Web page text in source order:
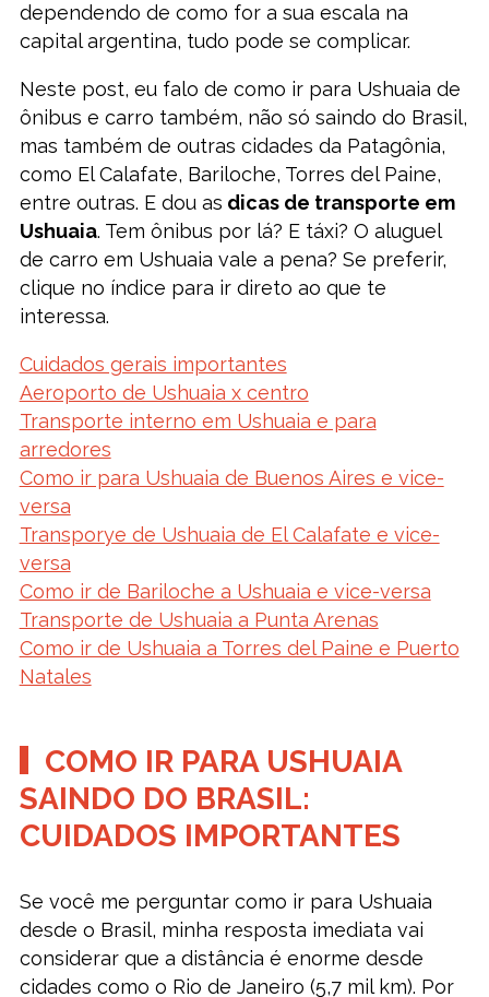
dependendo de como for a sua escala na
capital argentina, tudo pode se complicar.
Neste post, eu falo de como ir para Ushuaia de
ônibus e carro também, não só saindo do Brasil,
mas também de outras cidades da Patagônia,
como El Calafate, Bariloche, Torres del Paine,
entre outras. E dou as dicas de transporte em
Ushuaia. Tem ônibus por lá? E táxi? O aluguel
de carro em Ushuaia vale a pena? Se preferir,
clique no índice para ir direto ao que te
interessa.
Cuidados gerais importantes
Aeroporto de Ushuaia x centro
Transporte interno em Ushuaia e para
arredores
Como ir para Ushuaia de Buenos Aires e vice-
versa
Transporye de Ushuaia de El Calafate e vice-
versa
Como ir de Bariloche a Ushuaia e vice-versa
Transporte de Ushuaia a Punta Arenas
Como ir de Ushuaia a Torres del Paine e Puerto
Natales
COMO IR PARA USHUAIA
SAINDO DO BRASIL:
CUIDADOS IMPORTANTES
Se você me perguntar como ir para Ushuaia
desde o Brasil, minha resposta imediata vai
considerar que a distância é enorme desde
cidades como o Rio de Janeiro (5,7 mil km). Por